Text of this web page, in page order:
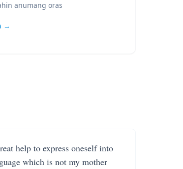
anumang oras
→
help to express oneself into
which is not my mother